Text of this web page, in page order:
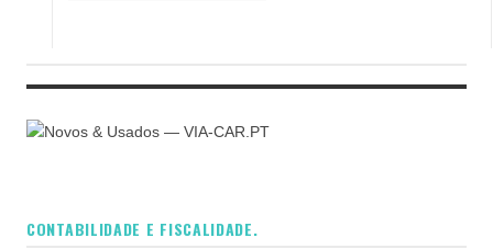
CONTABILIDADE E FISCALIDADE.